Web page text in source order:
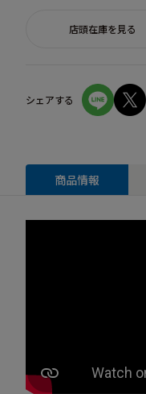
店頭在庫を見る
シェアする
商品情報